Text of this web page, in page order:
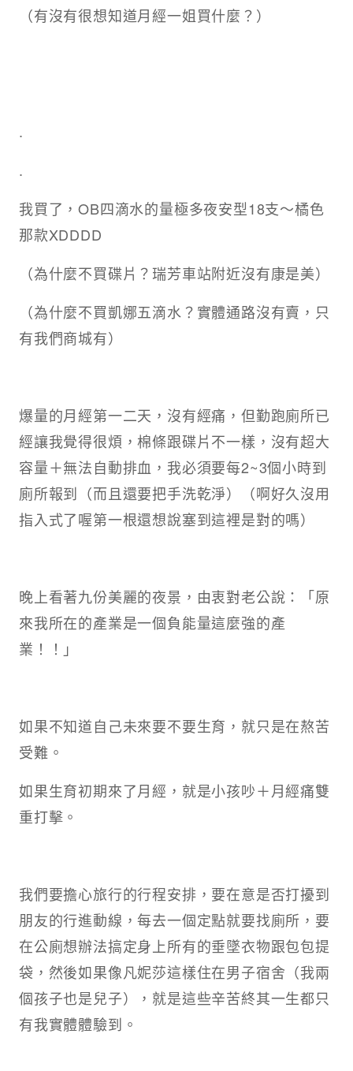
（有沒有很想知道月經一姐買什麼？）
.
.
我買了，OB四滴水的量極多夜安型18支～橘色
那款XDDDD
（為什麼不買碟片？瑞芳車站附近沒有康是美）
（為什麼不買凱娜五滴水？實體通路沒有賣，只
有我們商城有）
爆量的月經第一二天，沒有經痛，但勤跑廁所已
經讓我覺得很煩，棉條跟碟片不一樣，沒有超大
容量＋無法自動排血，我必須要每2~3個小時到
廁所報到（而且還要把手洗乾淨）（啊好久沒用
指入式了喔第一根還想說塞到這裡是對的嗎）
晚上看著九份美麗的夜景，由衷對老公說：「原
來我所在的產業是一個負能量這麼強的產
業！！」
如果不知道自己未來要不要生育，就只是在熬苦
受難。
如果生育初期來了月經，就是小孩吵＋月經痛雙
重打擊。
我們要擔心旅行的行程安排，要在意是否打擾到
朋友的行進動線，每去一個定點就要找廁所，要
在公廁想辦法搞定身上所有的垂墜衣物跟包包提
袋，然後如果像凡妮莎這樣住在男子宿舍（我兩
個孩子也是兒子），就是這些辛苦終其一生都只
有我實體體驗到。